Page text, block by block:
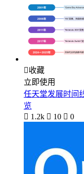
收藏
立即使用
任天堂发展时间
览
 1.2k  10  0